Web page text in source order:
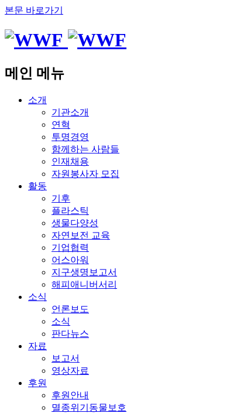
본문 바로가기
메인 메뉴
소개
기관소개
연혁
투명경영
함께하는 사람들
인재채용
자원봉사자 모집
활동
기후
플라스틱
생물다양성
자연보전 교육
기업협력
어스아워
지구생명보고서
해피애니버서리
소식
언론보도
소식
판다뉴스
자료
보고서
영상자료
후원
후원안내
멸종위기동물보호